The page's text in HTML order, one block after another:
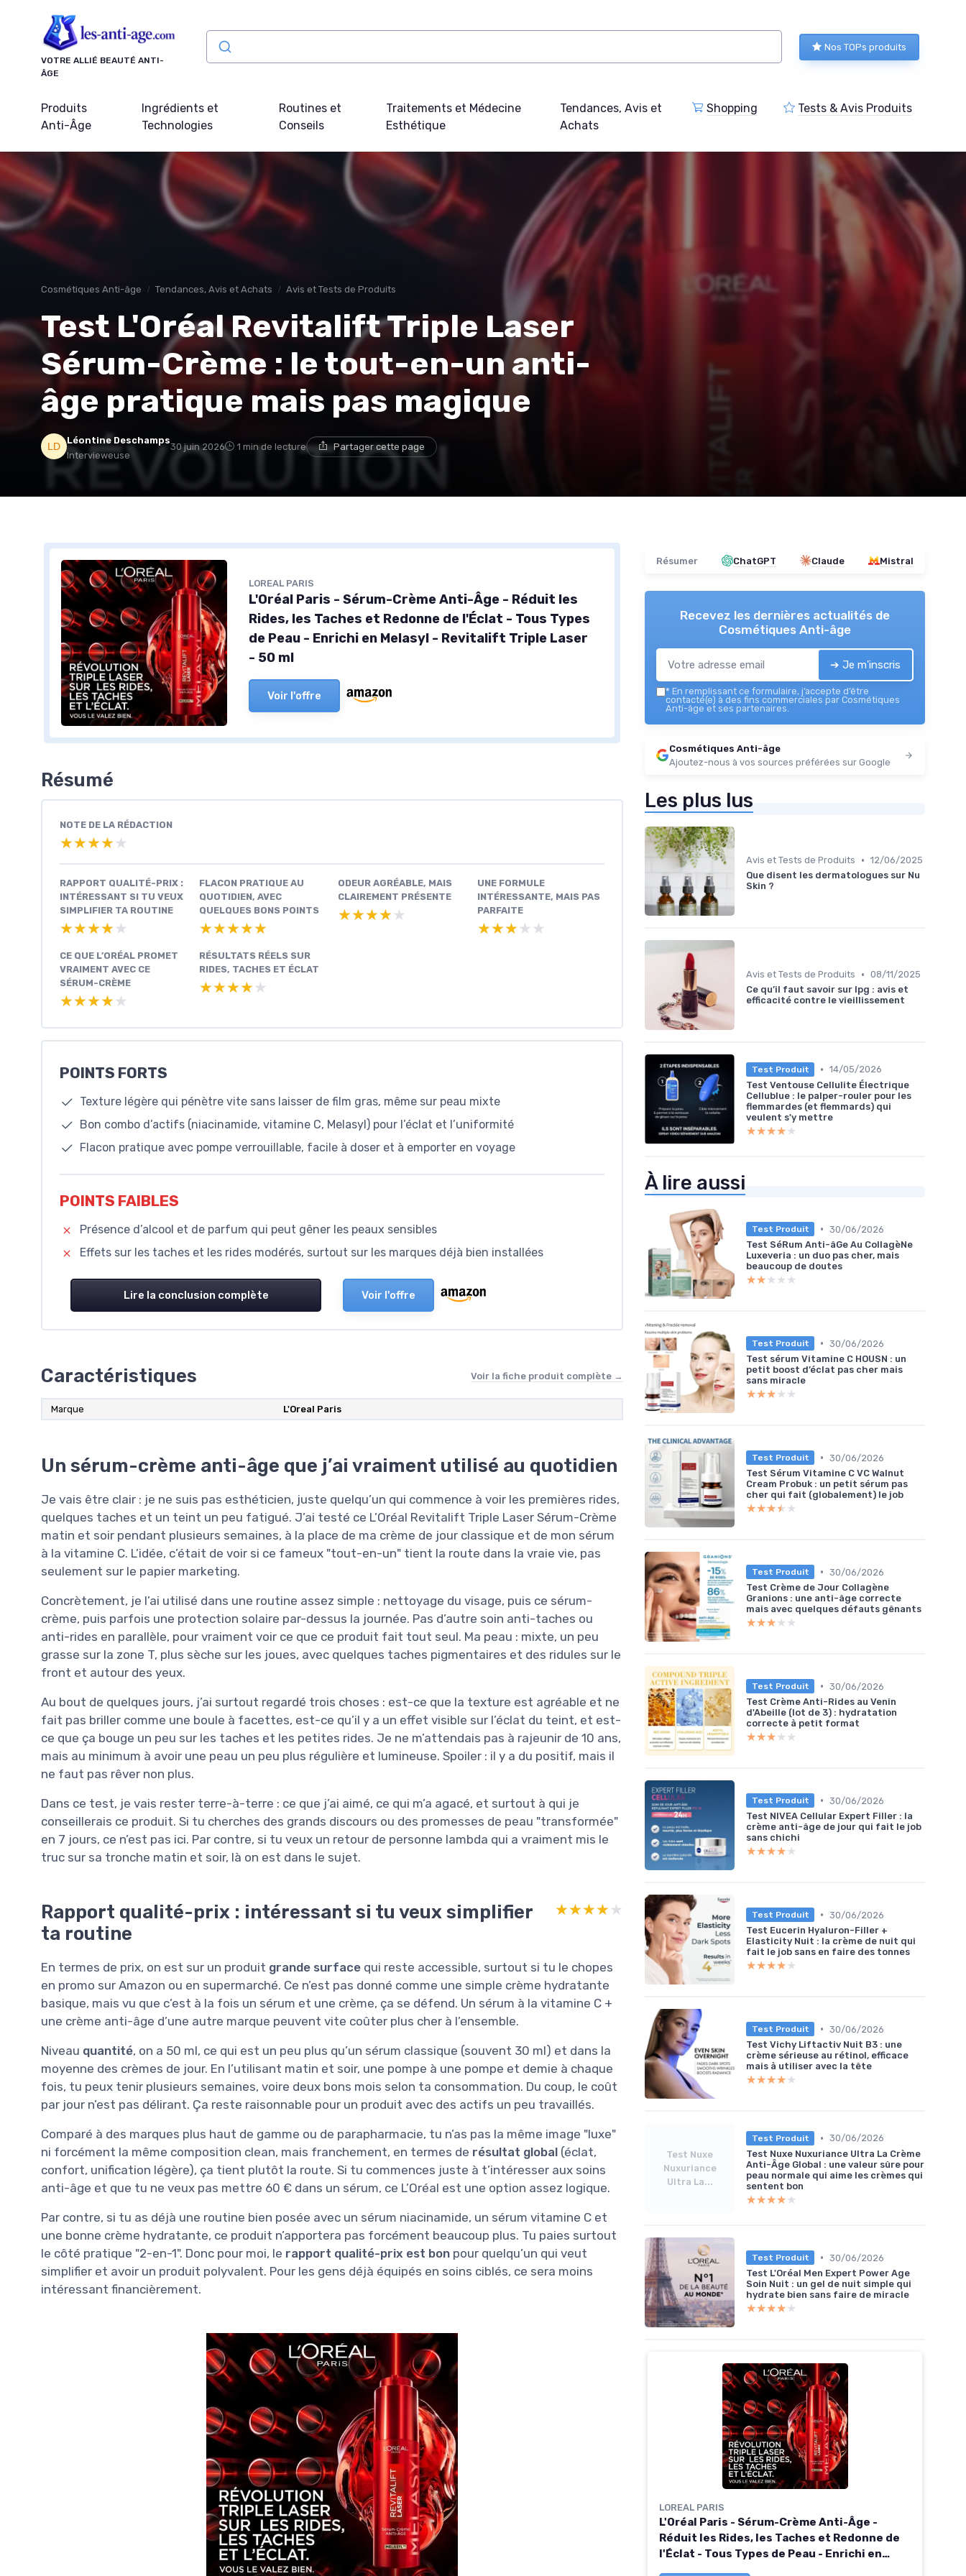
VOTRE ALLIÉ BEAUTÉ ANTI-
ÂGE
Nos TOPs produits
Produits
Anti-Âge
Ingrédients et
Technologies
Routines et
Conseils
Traitements et Médecine
Esthétique
Tendances, Avis et
Achats
Shopping Tests & Avis Produits
Cosmétiques Anti-âge Tendances, Avis et Achats Avis et Tests de Produits
Test L'Oréal Revitalift Triple Laser
Sérum-Crème : le tout-en-un anti-
âge pratique mais pas magique
Léontine Deschamps
Intervieweuse
30 juin 2026 1 min de lecture Partager cette page
LOREAL PARIS
L'Oréal Paris - Sérum-Crème Anti-Âge - Réduit les
Rides, les Taches et Redonne de l'Éclat - Tous Types
de Peau - Enrichi en Melasyl - Revitalift Triple Laser
- 50 ml
Voir l'offre
Résumé
NOTE DE LA RÉDACTION
★★★★★
★★★★★
RAPPORT QUALITÉ-PRIX :
INTÉRESSANT SI TU VEUX
SIMPLIFIER TA ROUTINE
★★★★★
★★★★★
FLACON PRATIQUE AU
QUOTIDIEN, AVEC
QUELQUES BONS POINTS
★★★★★
★★★★★
ODEUR AGRÉABLE, MAIS
CLAIREMENT PRÉSENTE
★★★★★
★★★★★
UNE FORMULE
INTÉRESSANTE, MAIS PAS
PARFAITE
★★★★★
★★★★★
CE QUE L’ORÉAL PROMET
VRAIMENT AVEC CE
SÉRUM-CRÈME
★★★★★
★★★★★
RÉSULTATS RÉELS SUR
RIDES, TACHES ET ÉCLAT
★★★★★
★★★★★
POINTS FORTS
Texture légère qui pénètre vite sans laisser de film gras, même sur peau mixte
Bon combo d’actifs (niacinamide, vitamine C, Melasyl) pour l’éclat et l’uniformité
Flacon pratique avec pompe verrouillable, facile à doser et à emporter en voyage
POINTS FAIBLES
Présence d’alcool et de parfum qui peut gêner les peaux sensibles
Effets sur les taches et les rides modérés, surtout sur les marques déjà bien installées
Lire la conclusion complète Voir l'offre
Caractéristiques Voir la fiche produit complète →
Marque L'Oreal Paris
Un sérum-crème anti-âge que j’ai vraiment utilisé au quotidien
Je vais être clair : je ne suis pas esthéticien, juste quelqu’un qui commence à voir les premières rides,
quelques taches et un teint un peu fatigué. J’ai testé ce L’Oréal Revitalift Triple Laser Sérum-Crème
matin et soir pendant plusieurs semaines, à la place de ma crème de jour classique et de mon sérum
à la vitamine C. L’idée, c’était de voir si ce fameux "tout-en-un" tient la route dans la vraie vie, pas
seulement sur le papier marketing.
Concrètement, je l’ai utilisé dans une routine assez simple : nettoyage du visage, puis ce sérum-
crème, puis parfois une protection solaire par-dessus la journée. Pas d’autre soin anti-taches ou
anti-rides en parallèle, pour vraiment voir ce que ce produit fait tout seul. Ma peau : mixte, un peu
grasse sur la zone T, plus sèche sur les joues, avec quelques taches pigmentaires et des ridules sur le
front et autour des yeux.
Au bout de quelques jours, j’ai surtout regardé trois choses : est-ce que la texture est agréable et ne
fait pas briller comme une boule à facettes, est-ce qu’il y a un effet visible sur l’éclat du teint, et est-
ce que ça bouge un peu sur les taches et les petites rides. Je ne m’attendais pas à rajeunir de 10 ans,
mais au minimum à avoir une peau un peu plus régulière et lumineuse. Spoiler : il y a du positif, mais il
ne faut pas rêver non plus.
Dans ce test, je vais rester terre-à-terre : ce que j’ai aimé, ce qui m’a agacé, et surtout à qui je
conseillerais ce produit. Si tu cherches des grands discours ou des promesses de peau "transformée"
en 7 jours, ce n’est pas ici. Par contre, si tu veux un retour de personne lambda qui a vraiment mis le
truc sur sa tronche matin et soir, là on est dans le sujet.
Rapport qualité-prix : intéressant si tu veux simplifier
ta routine
★★★★★
★★★★★
En termes de prix, on est sur un produit grande surface qui reste accessible, surtout si tu le chopes
en promo sur Amazon ou en supermarché. Ce n’est pas donné comme une simple crème hydratante
basique, mais vu que c’est à la fois un sérum et une crème, ça se défend. Un sérum à la vitamine C +
une crème anti-âge d’une autre marque peuvent vite coûter plus cher à l’ensemble.
Niveau quantité, on a 50 ml, ce qui est un peu plus qu’un sérum classique (souvent 30 ml) et dans la
moyenne des crèmes de jour. En l’utilisant matin et soir, une pompe à une pompe et demie à chaque
fois, tu peux tenir plusieurs semaines, voire deux bons mois selon ta consommation. Du coup, le coût
par jour n’est pas délirant. Ça reste raisonnable pour un produit avec des actifs un peu travaillés.
Comparé à des marques plus haut de gamme ou de parapharmacie, tu n’as pas la même image "luxe"
ni forcément la même composition clean, mais franchement, en termes de résultat global (éclat,
confort, unification légère), ça tient plutôt la route. Si tu commences juste à t’intéresser aux soins
anti-âge et que tu ne veux pas mettre 60 € dans un sérum, ce L’Oréal est une option assez logique.
Par contre, si tu as déjà une routine bien posée avec un sérum niacinamide, un sérum vitamine C et
une bonne crème hydratante, ce produit n’apportera pas forcément beaucoup plus. Tu paies surtout
le côté pratique "2-en-1". Donc pour moi, le rapport qualité-prix est bon pour quelqu’un qui veut
simplifier et avoir un produit polyvalent. Pour les gens déjà équipés en soins ciblés, ce sera moins
intéressant financièrement.
Résumer ChatGPT Claude Mistral
Recevez les dernières actualités de
Cosmétiques Anti-âge
➔ Je m'inscris
* En remplissant ce formulaire, j’accepte d’être
contacté(e) à des fins commerciales par Cosmétiques
Anti-âge et ses partenaires.
Cosmétiques Anti-âge
Ajoutez-nous à vos sources préférées sur Google
Les plus lus
Avis et Tests de Produits • 12/06/2025
Que disent les dermatologues sur Nu
Skin ?
Avis et Tests de Produits • 08/11/2025
Ce qu’il faut savoir sur lpg : avis et
efficacité contre le vieillissement
Test Produit • 14/05/2026
Test Ventouse Cellulite Électrique
Cellublue : le palper-rouler pour les
flemmardes (et flemmards) qui
veulent s'y mettre
★★★★★
★★★★★
À lire aussi
Test Produit • 30/06/2026
Test SéRum Anti-âGe Au CollagèNe
Luxeveria : un duo pas cher, mais
beaucoup de doutes
★★★★★
★★★★★
Test Produit • 30/06/2026
Test sérum Vitamine C HOUSN : un
petit boost d’éclat pas cher mais
sans miracle
★★★★★
★★★★★
Test Produit • 30/06/2026
Test Sérum Vitamine C VC Walnut
Cream Probuk : un petit sérum pas
cher qui fait (globalement) le job
★★★★★
★★★★★
Test Produit • 30/06/2026
Test Crème de Jour Collagène
Granions : une anti-âge correcte
mais avec quelques défauts gênants
★★★★★
★★★★★
Test Produit • 30/06/2026
Test Crème Anti-Rides au Venin
d'Abeille (lot de 3) : hydratation
correcte à petit format
★★★★★
★★★★★
Test Produit • 30/06/2026
Test NIVEA Cellular Expert Filler : la
crème anti-âge de jour qui fait le job
sans chichi
★★★★★
★★★★★
Test Produit • 30/06/2026
Test Eucerin Hyaluron-Filler +
Elasticity Nuit : la crème de nuit qui
fait le job sans en faire des tonnes
★★★★★
★★★★★
Test Produit • 30/06/2026
Test Vichy Liftactiv Nuit B3 : une
crème sérieuse au rétinol, efficace
mais à utiliser avec la tête
★★★★★
★★★★★
Test Nuxe
Nuxuriance
Ultra La...
Test Produit • 30/06/2026
Test Nuxe Nuxuriance Ultra La Crème
Anti-Âge Global : une valeur sûre pour
peau normale qui aime les crèmes qui
sentent bon
★★★★★
★★★★★
Test Produit • 30/06/2026
Test L'Oréal Men Expert Power Age
Soin Nuit : un gel de nuit simple qui
hydrate bien sans faire de miracle
★★★★★
★★★★★
LOREAL PARIS
L'Oréal Paris - Sérum-Crème Anti-Âge -
Réduit les Rides, les Taches et Redonne de
l'Éclat - Tous Types de Peau - Enrichi en